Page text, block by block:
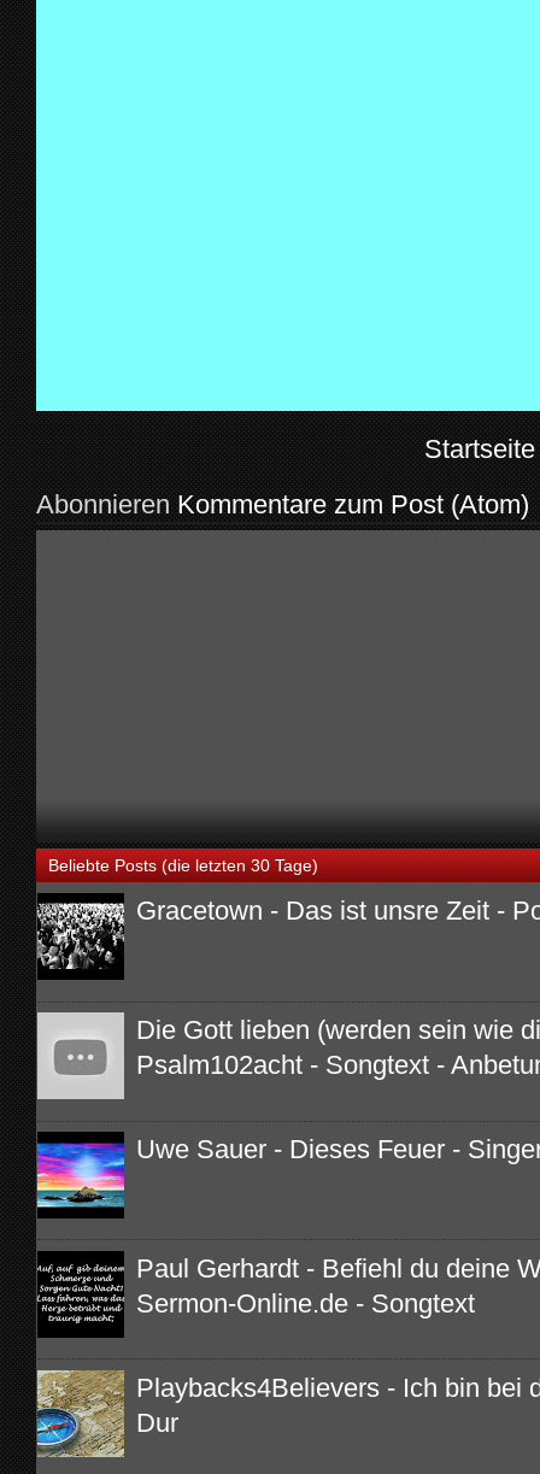
Startseite
AbonnierenKommentare zum Post (Atom)
Beliebte Posts (die letzten 30 Tage)
Gracetown - Das ist unsre Zeit -
Die Gott lieben (werden sein wie
Psalm102acht - Songtext -
Uwe Sauer - Dieses Feuer -
Paul Gerhardt - Befiehl du deine
Sermon-Online.de - Songtext
Playbacks4Believers - Ich bin bei
Dur